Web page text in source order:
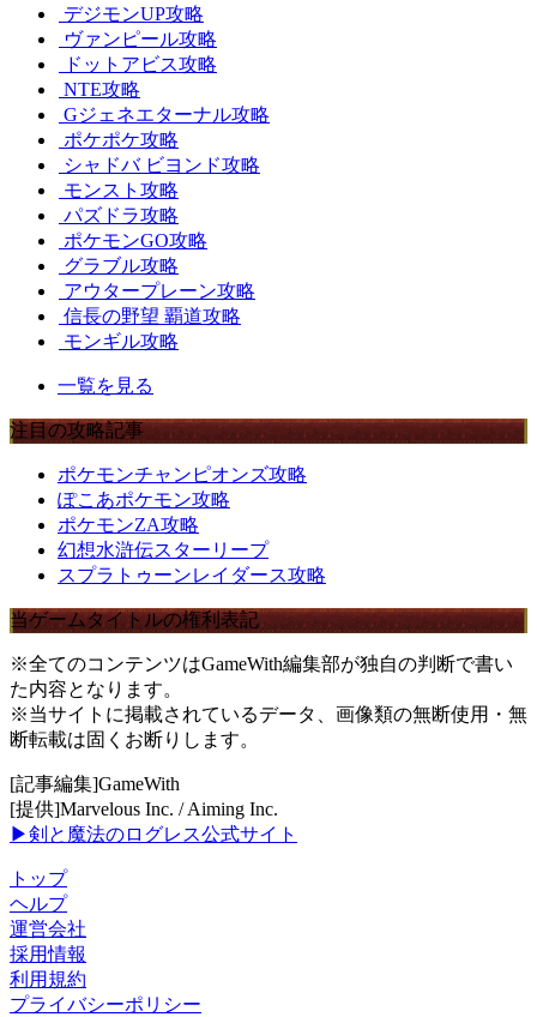
デジモンUP攻略
ヴァンピール攻略
ドットアビス攻略
NTE攻略
Gジェネエターナル攻略
ポケポケ攻略
シャドバ ビヨンド攻略
モンスト攻略
パズドラ攻略
ポケモンGO攻略
グラブル攻略
アウタープレーン攻略
信長の野望 覇道攻略
モンギル攻略
一覧を見る
注目の攻略記事
ポケモンチャンピオンズ攻略
ぽこあポケモン攻略
ポケモンZA攻略
幻想水滸伝スターリープ
スプラトゥーンレイダース攻略
当ゲームタイトルの権利表記
※全てのコンテンツはGameWith編集部が独自の判断で書い
た内容となります。
※当サイトに掲載されているデータ、画像類の無断使用・無
断転載は固くお断りします。
[記事編集]GameWith
[提供]Marvelous Inc. / Aiming Inc.
▶剣と魔法のログレス公式サイト
トップ
ヘルプ
運営会社
採用情報
利用規約
プライバシーポリシー